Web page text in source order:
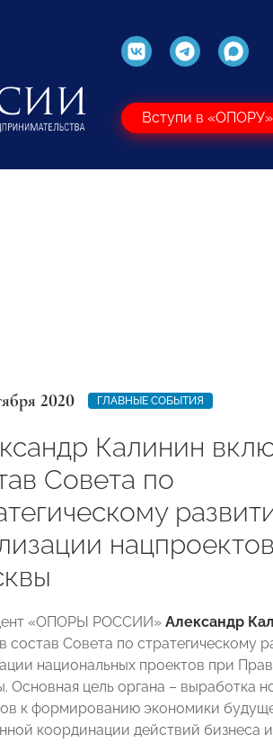
Вступи в «ОПОРУ»
2020 ГЛАВНЫЕ СОБЫТИЯ
Калинин
Совета по
нацпроектов
«ОПОРЫ РОССИИ» Александр
состав Совета по стратегическому
национальных проектов при
Основная цель органа – выработка
к формированию экономики
координации действий бизнеса